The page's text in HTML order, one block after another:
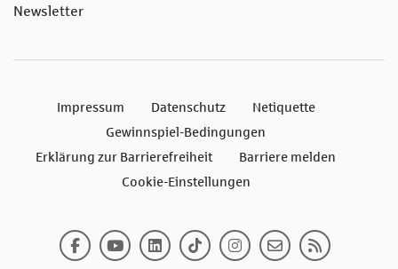
Newsletter
Impressum Datenschutz
Netiquette
Gewinnspiel-Bedingungen
Erklärung zur Barrierefreiheit
Barriere melden
Cookie-Einstellungen